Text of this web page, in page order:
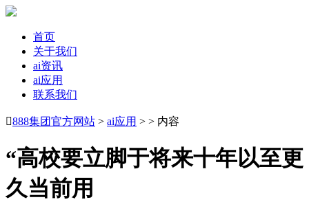
首页
关于我们
ai资讯
ai应用
联系我们
888集团官方网站 > ai应用 > > 内容
“高校要立脚于将来十年以至更
久当前用